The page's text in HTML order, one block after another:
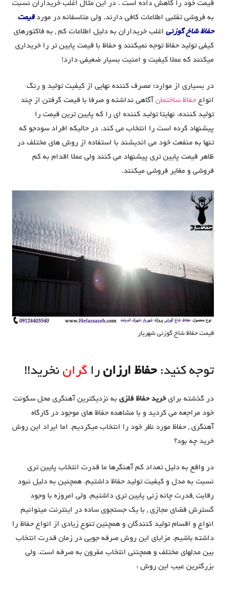
قیمت خود را کاهش داده است . در این مثال اغلب خریداران نسبت
به فروشی تقلبی اطلاعات کافی دارند. ولی متاسفانه در موردقیمت
حفاظ شاخ گوزنی اغلب خریداران به دلیل اطلاعات کم , به فاکتورهای
کیفی تولید حفاظ توجه نمیکنند و حفاظ با قیمت پایین تر را خریداری
میکنند که عملا کیفیت و امنیت بسیار ضعیفی دارد!
در بسیاری از موارد؛ مصرف کننده نهایی از کیفیت تولید و رنگ
انواع حفاظ ساختمان آگاهی نداشته و صرفا با قیمت گرفتن از چند
تولید کننده، نهایتا تولید کننده ای را که پایین ترین قیمت را
پیشنهاد کرده است را انتخاب می کند. در حالیکه افراد سودجو که
تنها به منفعت خود می اندیشند با استفاده از روش های مختلف در
ظاهر قیمت پایین تری پیشنهاد می کنند ولی عملا اقدام به کم
فروشی و مغایر فروشی میکنند.
قیمت حفاظ شاخ گوزنی شهریار
توجه کنید:حفاظ ارزان را گران نخرید!!
در گذشته برایخرید حفاظ فلزی به نزدیکترین آهنگری محل سکونت
خود مراجعه می کردید و با مشاهده حفاظ های موجود در کارگاه
آهنگری , حفاظ مورد نظر خود را انتخاب میکردیم. اما ایراد این روش
خرید چه بود؟
در واقع به دلیل تعداد کم آهنگرها ما قدرت انتخاب پایین تری
نسبت به مدل و کیفیت تولید حفاظ داشتیم. همچنین به دلیل نبود
رقابت ,قدرت چانه زنی پایین تری داشتیم. ولی امروزه با وجود
گسترش فضای مجازی , با یک جستجوی ساده در اینترنت میتوانیم
انواع و اقسام تولید کنندگان و همچنین تنوع زیادی از انواع حفاظ را
داشته باشیم. مزایای این روش صرفه جویی در زمان قدرت انتخاب
بین مدلهای مختلف و همچننی انتخاب مقرون به صرفه است. ولی
بزرگترین عیب این روش :